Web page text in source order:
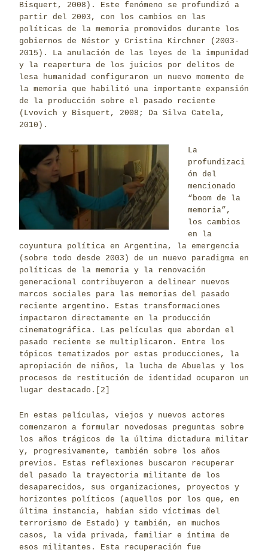
Bisquert, 2008). Este fenómeno se profundizó a
partir del 2003, con los cambios en las
políticas de la memoria promovidos durante los
gobiernos de Néstor y Cristina Kirchner (2003-
2015). La anulación de las leyes de la impunidad
y la reapertura de los juicios por delitos de
lesa humanidad configuraron un nuevo momento de
la memoria que habilitó una importante expansión
de la producción sobre el pasado reciente
(Lvovich y Bisquert, 2008; Da Silva Catela,
2010).
La
profundizaci
ón del
mencionado
“boom de la
memoria”,
los cambios
en la
coyuntura política en Argentina, la emergencia
(sobre todo desde 2003) de un nuevo paradigma en
políticas de la memoria y la renovación
generacional contribuyeron a delinear nuevos
marcos sociales para las memorias del pasado
reciente argentino. Estas transformaciones
impactaron directamente en la producción
cinematográfica. Las películas que abordan el
pasado reciente se multiplicaron. Entre los
tópicos tematizados por estas producciones, la
apropiación de niños, la lucha de Abuelas y los
procesos de restitución de identidad ocuparon un
lugar destacado.
[2]
En estas películas, viejos y nuevos actores
comenzaron a formular novedosas preguntas sobre
los años trágicos de la última dictadura militar
y, progresivamente, también sobre los años
previos. Estas reflexiones buscaron recuperar
del pasado la trayectoria militante de los
desaparecidos, sus organizaciones, proyectos y
horizontes políticos (aquellos por los que, en
última instancia, habían sido víctimas del
terrorismo de Estado) y también, en muchos
casos, la vida privada, familiar e íntima de
esos militantes. Esta recuperación fue